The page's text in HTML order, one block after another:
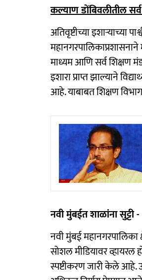
कल्याण डोंबिवलीतील
अतिवृष्टीच्या इशाऱ्याच्या
माध्यम आणि सर्व शिक्षण
इशारा प्राप्त झाल्याने
आहे. याबाबत शिक्षण
नवी मुंबईत शाळांना सुट्टी -
नवी मुंबई महानगरपालिका
सोशल मीडियावर व्हायरल
स्पष्टीकरण जारी केले आहे.